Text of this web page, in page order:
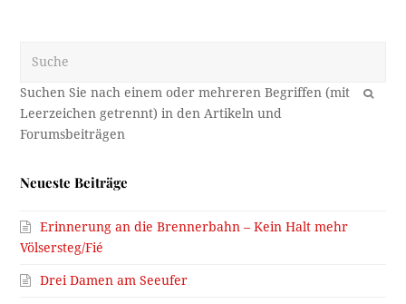
OK
Neueste Beiträge
Erinnerung an die Brennerbahn – Kein Halt mehr
Völsersteg/Fié
Drei Damen am Seeufer